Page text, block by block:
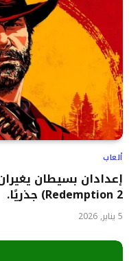
ألعاب
Redemption 2) جذريًا.
5 يناير, 2026